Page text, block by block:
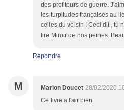
des profiteurs de guerre.
les turpitudes françaises au
celles du voisin ! Ceci dit , tu
lire Miroir de nos peines.
Répondre
M Marion Doucet 28/02/2020
Ce livre a l'air bien.